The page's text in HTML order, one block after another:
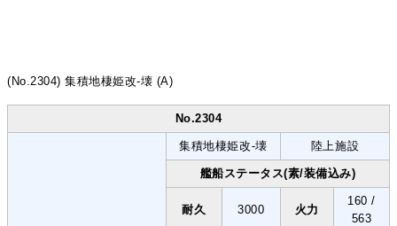
(No.2304) 集積地棲姫改-壊 (A)
No.2304
集積地棲姫改-壊 陸上施設
艦船ステータス(素/装備込み)
耐久 3000 火力
160 /
563